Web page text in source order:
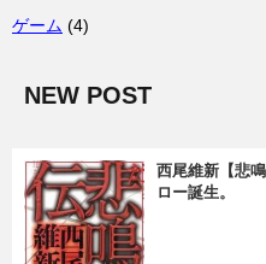
ゲーム (4)
NEW POST
西尾維新【悲
ロー誕生。